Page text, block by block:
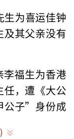
生为喜运佳钟
其父亲没有
李福生为香港
任，遭《大公
公子”身份成